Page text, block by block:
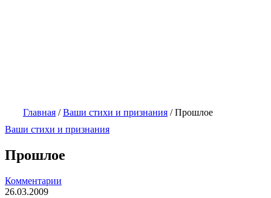
Главная /Ваши стихи и признания /Прошлое
Ваши стихи и признания
Прошлое
Комментарии
26.03.2009